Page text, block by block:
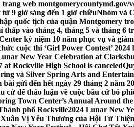
web montgomerycountymd.gov/
9 giờ sáng đến 1 giờ chiềuNhóm và
quốc tịch của quận Montgomery
vào tháng 4, tháng 5 và tháng 6
kỷ niệm 10 năm phục vụ và
cuộc thi ‘Girl Power Contest’
New Year Celebration at
Rockville High School is canceled
và Silver Spring Arts and
gửi đến hết ngày 29 tháng 2 năm
cử để thảo luận về cuộc bầu cử bỏ
Town Center’s Annual Around
phố Rockville2024 Lunar New
Vị Yêu Thương của Hội Từ